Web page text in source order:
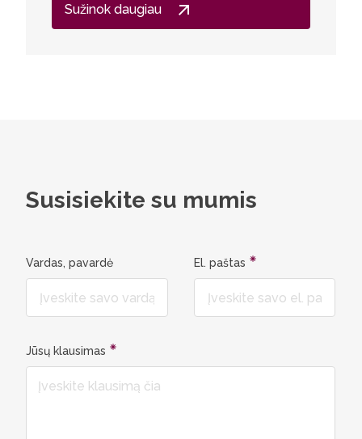
Sužinok daugiau
Susisiekite su mumis
Vardas, pavardė El. paštas
Jūsų klausimas